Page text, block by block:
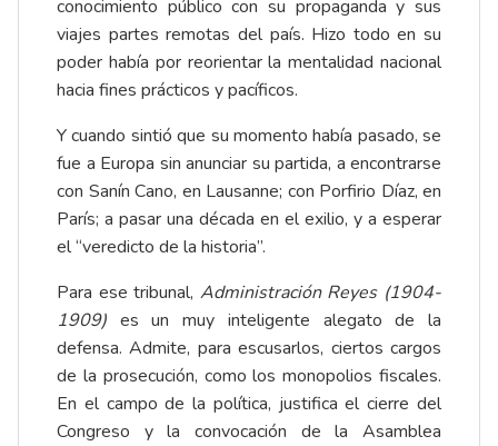
conocimiento público con su propaganda y sus
viajes partes remotas del país. Hizo todo en su
poder había por reorientar la mentalidad nacional
hacia fines prácticos y pacíficos.
Y cuando sintió que su momento había pasado, se
fue a Europa sin anunciar su partida, a encontrarse
con Sanín Cano, en Lausanne; con Porfirio Díaz, en
París; a pasar una década en el exilio, y a esperar
el “veredicto de la historia”.
Para ese tribunal, Administración Reyes (1904-
1909) es un muy inteligente alegato de la
defensa. Admite, para escusarlos, ciertos cargos
de la prosecución, como los monopolios fiscales.
En el campo de la política, justifica el cierre del
Congreso y la convocación de la Asamblea